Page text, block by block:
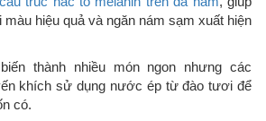
hiệu quả và ngăn nám sạm xuất hiện
thành nhiều món ngon nhưng các
khích sử dụng nước ép từ đào tươi để
có.